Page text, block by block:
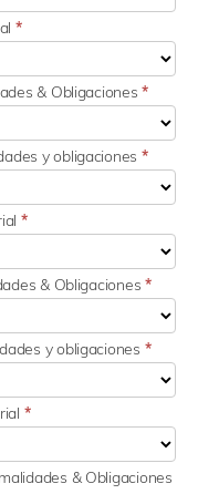
*
& Obligaciones*
y obligaciones *
*
& Obligaciones *
y obligaciones *
*
& Obligaciones